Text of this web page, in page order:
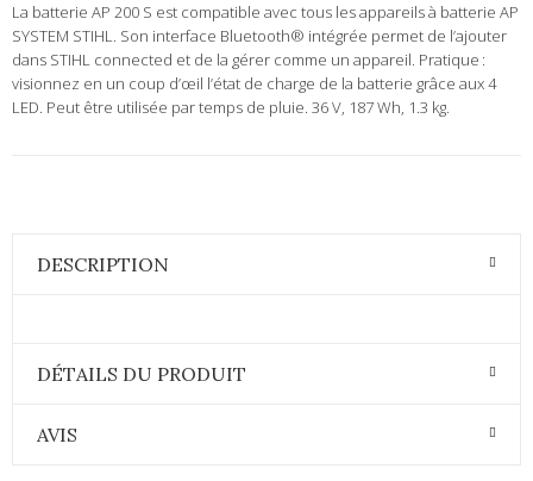
La batterie AP 200 S est compatible avec tous les appareils à batterie AP
SYSTEM STIHL. Son interface Bluetooth® intégrée permet de l’ajouter
dans STIHL connected et de la gérer comme un appareil. Pratique :
visionnez en un coup d’œil l’état de charge de la batterie grâce aux 4
LED. Peut être utilisée par temps de pluie. 36 V, 187 Wh, 1.3 kg.
DESCRIPTION
DÉTAILS DU PRODUIT
AVIS